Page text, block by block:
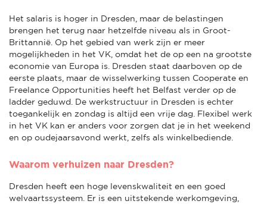
Het salaris is hoger in Dresden, maar de belastingen
brengen het terug naar hetzelfde niveau als in Groot-
Brittannië. Op het gebied van werk zijn er meer
mogelijkheden in het VK, omdat het de op een na grootste
economie van Europa is. Dresden staat daarboven op de
eerste plaats, maar de wisselwerking tussen Cooperate en
Freelance Opportunities heeft het Belfast verder op de
ladder geduwd. De werkstructuur in Dresden is echter
toegankelijk en zondag is altijd een vrije dag. Flexibel werk
in het VK kan er anders voor zorgen dat je in het weekend
en op oudejaarsavond werkt, zelfs als winkelbediende.
Waarom verhuizen naar Dresden?
Dresden heeft een hoge levenskwaliteit en een goed
welvaartssysteem. Er is een uitstekende werkomgeving,